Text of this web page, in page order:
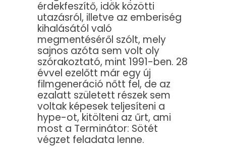
érdekfeszítő, idők közötti
utazásról, illetve az emberiség
kihalásától való
megmentéséről szólt, mely
sajnos azóta sem volt oly
szórakoztató, mint 1991-ben. 28
évvel ezelőtt már egy új
filmgeneráció nőtt fel, de az
ezalatt született részek sem
voltak képesek teljesíteni a
hype-ot, kitölteni az űrt, ami
most a Terminátor: Sötét
végzet feladata lenne.